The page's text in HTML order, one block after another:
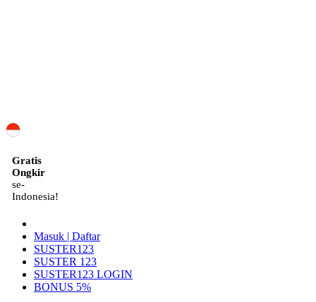
Gratis
Ongkir
se-
Indonesia!
Masuk | Daftar
SUSTER123
SUSTER 123
SUSTER123 LOGIN
BONUS 5%